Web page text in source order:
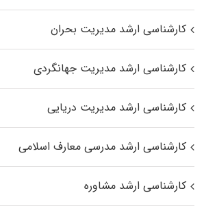
کارشناسی ارشد مدیریت بحران
کارشناسی ارشد مدیریت جهانگردی
کارشناسی ارشد مدیریت دریایی
کارشناسی ارشد مدرسی معارف اسلامی
کارشناسی ارشد مشاوره